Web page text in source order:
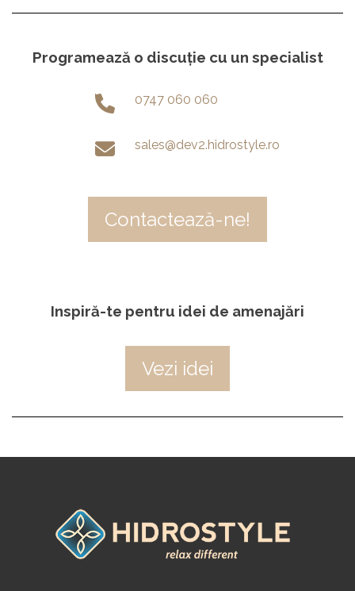
Programează o discuție cu un specialist
0747 060 060
sales@dev2.hidrostyle.ro
Contactează-ne!
Inspiră-te pentru idei de amenajări
Vezi idei